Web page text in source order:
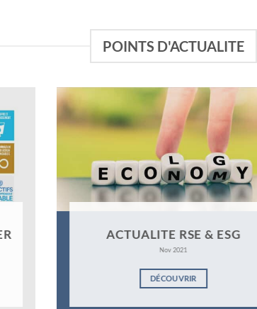
POINTS D'ACTUALITE
ACTUALITE RSE & ESG
Nov 2021
DÉCOUVRIR